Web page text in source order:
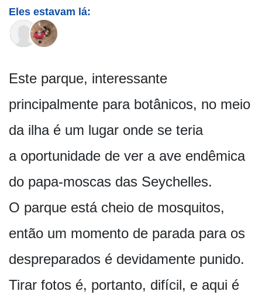
Eles estavam lá:
Este parque, interessante
principalmente para botânicos, no meio
da ilha é um lugar onde se teria
a oportunidade de ver a ave endêmica
do papa-moscas das Seychelles.
O parque está cheio de mosquitos,
então um momento de parada para os
despreparados é devidamente punido.
Tirar fotos é, portanto, difícil, e aqui é